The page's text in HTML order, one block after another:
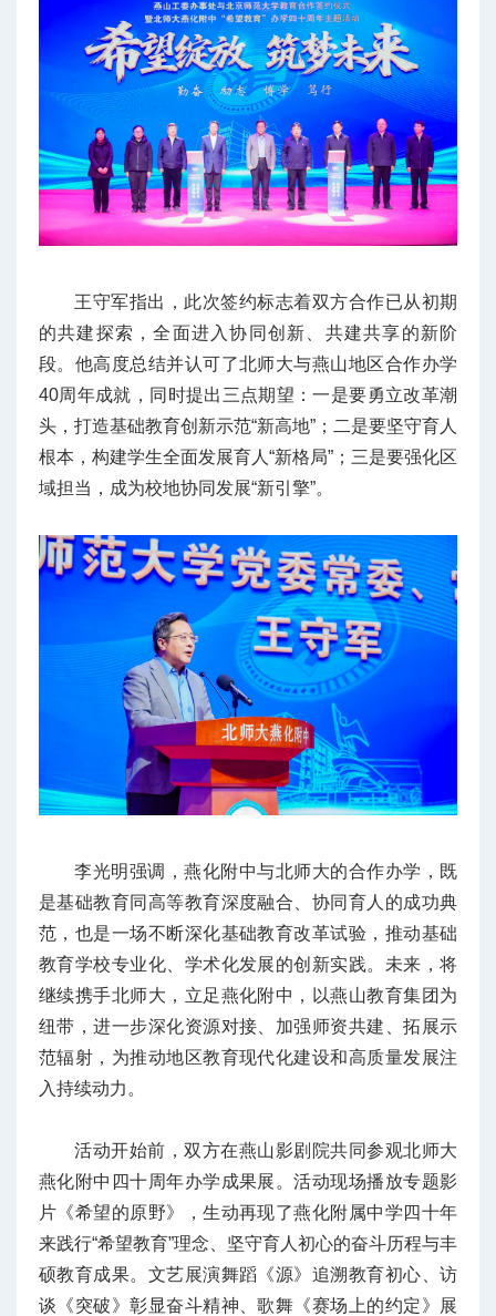
王守军指出，此次签约标志着双方合作已从初期
的共建探索，全面进入协同创新、共建共享的新阶
段。他高度总结并认可了北师大与燕山地区合作办学
40周年成就，同时提出三点期望：一是要勇立改革潮
头，打造基础教育创新示范“新高地”；二是要坚守育人
根本，构建学生全面发展育人“新格局”；三是要强化区
域担当，成为校地协同发展“新引擎”。
李光明强调，燕化附中与北师大的合作办学，既
是基础教育同高等教育深度融合、协同育人的成功典
范，也是一场不断深化基础教育改革试验，推动基础
教育学校专业化、学术化发展的创新实践。未来，将
继续携手北师大，立足燕化附中，以燕山教育集团为
纽带，进一步深化资源对接、加强师资共建、拓展示
范辐射，为推动地区教育现代化建设和高质量发展注
入持续动力。
活动开始前，双方在燕山影剧院共同参观北师大
燕化附中四十周年办学成果展。活动现场播放专题影
片《希望的原野》，生动再现了燕化附属中学四十年
来践行“希望教育”理念、坚守育人初心的奋斗历程与丰
硕教育成果。文艺展演舞蹈《源》追溯教育初心、访
谈《突破》彰显奋斗精神、歌舞《赛场上的约定》展